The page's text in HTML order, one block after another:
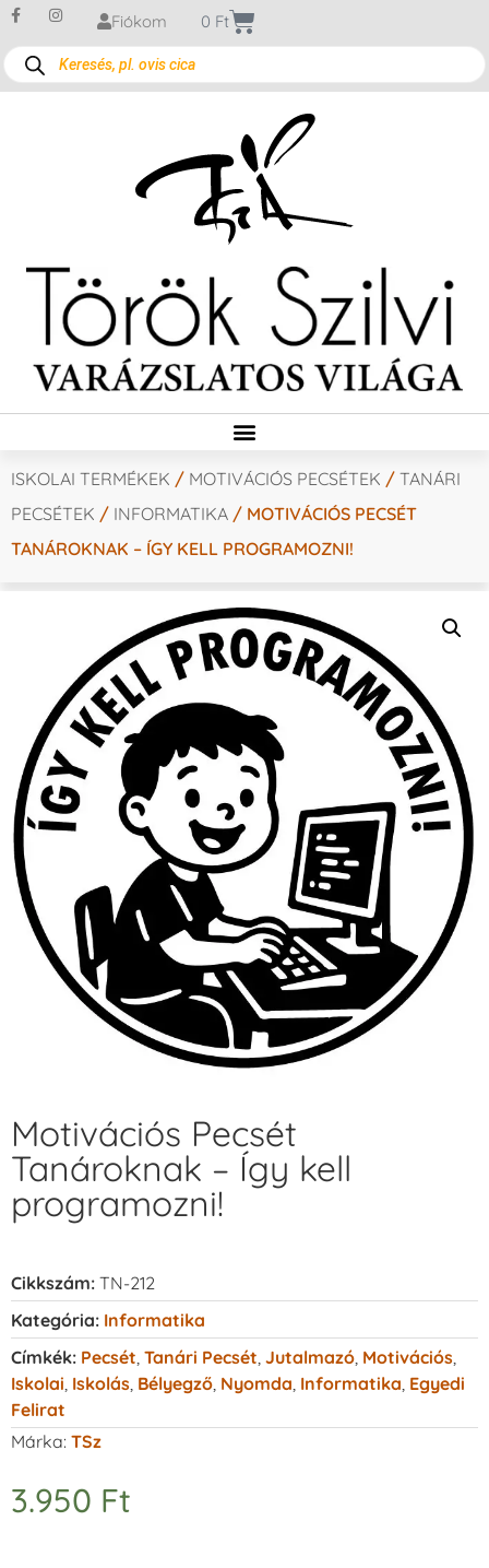
Fiókom 0 Ft
ISKOLAI TERMÉKEK / MOTIVÁCIÓS PECSÉTEK / TANÁRI
PECSÉTEK / INFORMATIKA / MOTIVÁCIÓS PECSÉT
TANÁROKNAK – ÍGY KELL PROGRAMOZNI!
Motivációs Pecsét
Tanároknak – Így kell
programozni!
Cikkszám: TN-212
Kategória: Informatika
Címkék: Pecsét Tanári Pecsét Jutalmazó Motivációs
Iskolai Iskolás Bélyegző Nyomda Informatika Egyedi
Felirat
Márka: TSz
3.950 Ft